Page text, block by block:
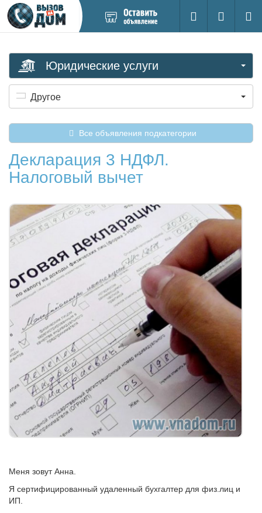
новое
Поиск
Вход на
Юридические услуги
Другое
Все объявления подкатегории
Декларация 3 НДФЛ.
Налоговый вычет
Меня зовут Анна.
Я сертифицированный удаленный бухгалтер для физ.лиц и
ИП.